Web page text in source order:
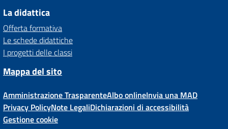
La didattica
Offerta formativa
Le schede didattiche
I progetti delle classi
Mappa del sito
Amministrazione TrasparenteAlbo onlineInvia una MAD
Privacy PolicyNote LegaliDichiarazioni di accessibilità
Gestione cookie